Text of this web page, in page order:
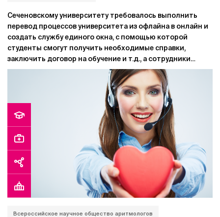
Сеченовскому университету требовалось выполнить
перевод процессов университета из офлайна в онлайн и
создать службу единого окна, с помощью которой
студенты смогут получить необходимые справки,
заключить договор на обучение и т.д., а сотрудники
деканатов освободятся от решения рутинных вопросов.
Всероссийское научное общество аритмологов